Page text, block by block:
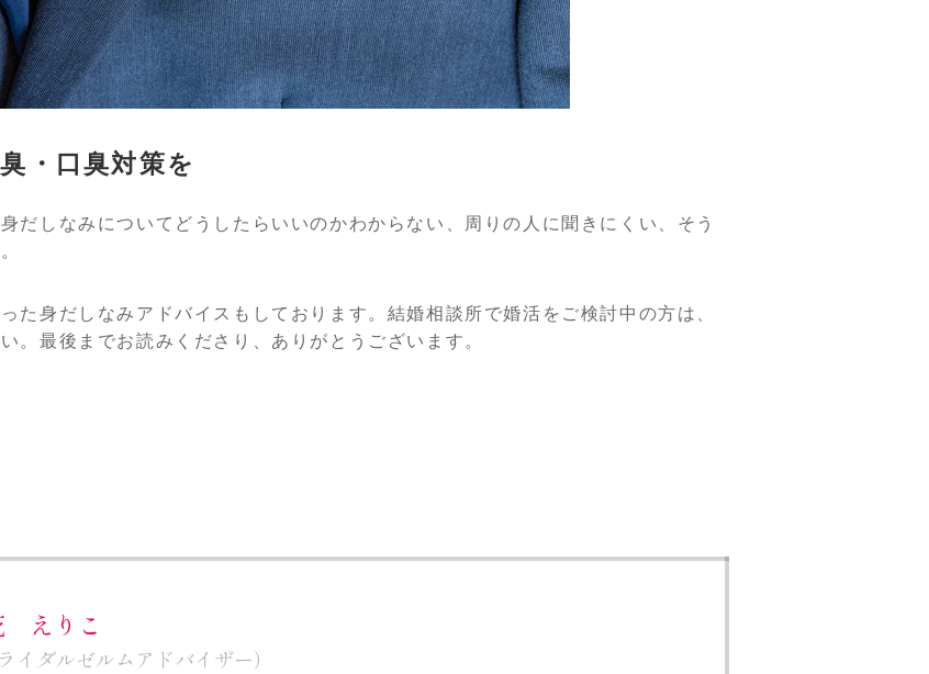
・口臭対策を
だしなみについてどうしたらいいのかわからない、周りの人に聞きにくい、そう
た身だしなみアドバイスもしております。結婚相談所で婚活をご検討中の方は、
。最後までお読みくださり、ありがとうございます。
えりこ
ライダルゼルムアドバイザー）